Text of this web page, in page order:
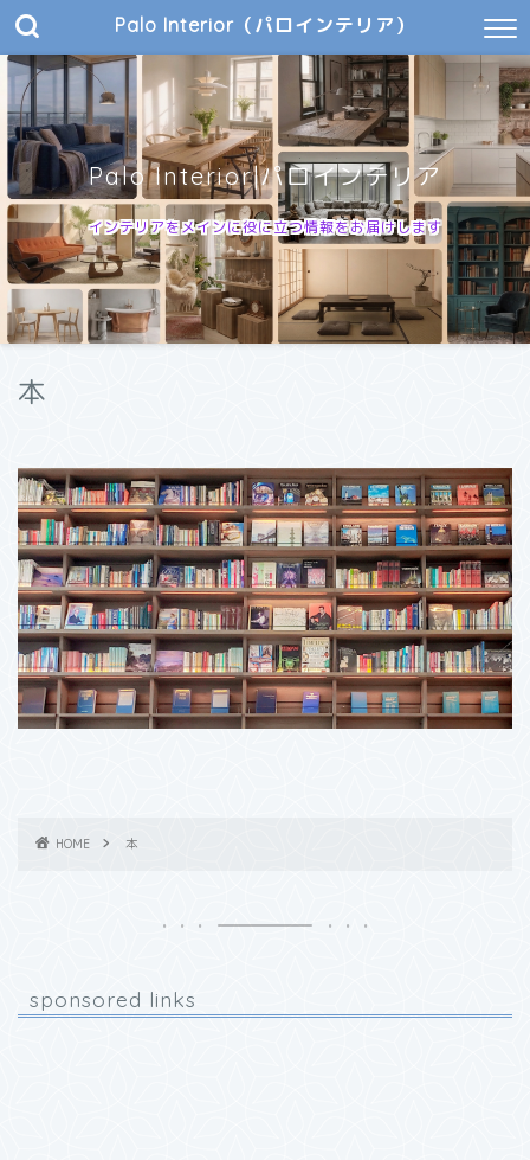
Palo Interior（パロインテリア）
Palo Interior|パロインテリア
インテリアをメインに役に立つ情報をお届けします
本
HOME 本
sponsored links